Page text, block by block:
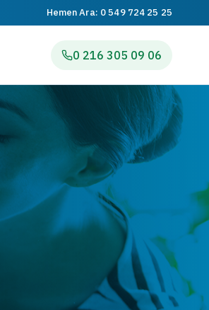
Hemen Ara: 0 549 724 25 25
0 216 305 09 06